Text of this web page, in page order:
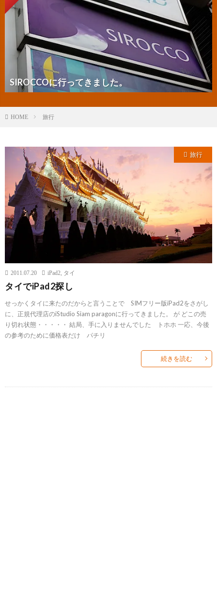
SIROCCOに行ってきました。
HOME 旅行
旅行
2011.07.20 iPad2 タイ
タイでiPad2探し
せっかくタイに来たのだからと言うことで SIMフリー版iPad2をさがし
に、正規代理店のiStudio Siam paragonに行ってきました。 が どこの売
り切れ状態・・・・・ 結局、手に入りませんでした トホホ 一応、今後
の参考のために価格表だけ パチリ
続きを読む